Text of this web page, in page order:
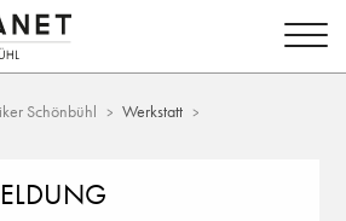
Schönbühl
Werkstatt